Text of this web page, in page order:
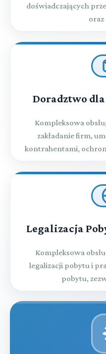
doświadczających
oraz
Doradztwo
Kompleksowa
zakładanie firm,
kontrahentami,
Legalizacja
Kompleksowa
legalizacji pobytu i
pobytu,